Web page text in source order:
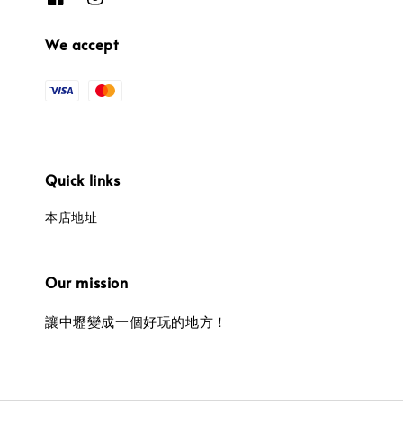
We accept
Quick links
本店地址
Our mission
讓中壢變成一個好玩的地方！